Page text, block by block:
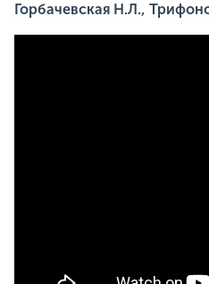
Горбачевская Н.Л.,